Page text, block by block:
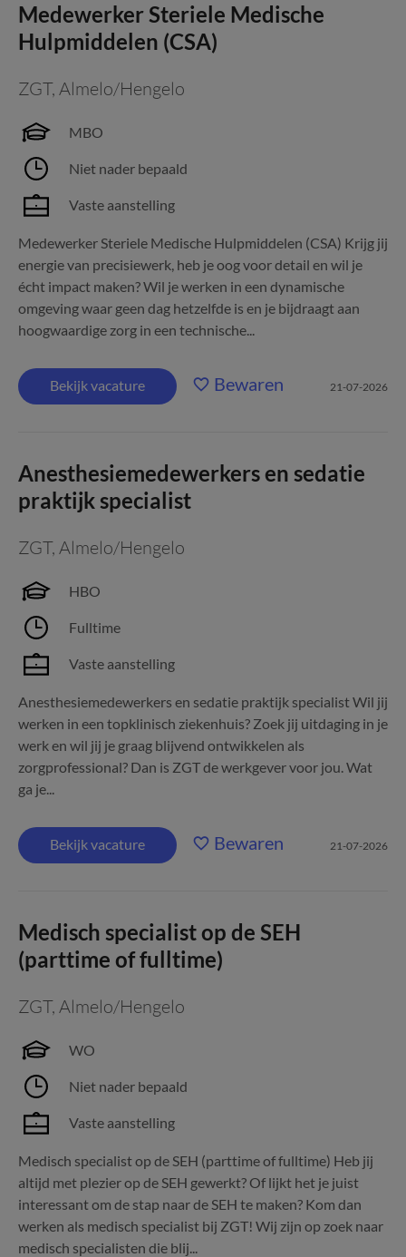
Medewerker Steriele Medische
Hulpmiddelen (CSA)
ZGT, Almelo/Hengelo
MBO
Niet nader bepaald
Vaste aanstelling
Medewerker Steriele Medische Hulpmiddelen (CSA) Krijg jij
energie van precisiewerk, heb je oog voor detail en wil je
écht impact maken? Wil je werken in een dynamische
omgeving waar geen dag hetzelfde is en je bijdraagt aan
hoogwaardige zorg in een technische...
Bekijk vacature Bewaren 21-07-2026
Anesthesiemedewerkers en sedatie
praktijk specialist
ZGT, Almelo/Hengelo
HBO
Fulltime
Vaste aanstelling
Anesthesiemedewerkers en sedatie praktijk specialist Wil jij
werken in een topklinisch ziekenhuis? Zoek jij uitdaging in je
werk en wil jij je graag blijvend ontwikkelen als
zorgprofessional? Dan is ZGT de werkgever voor jou. Wat
ga je...
Bekijk vacature Bewaren 21-07-2026
Medisch specialist op de SEH
(parttime of fulltime)
ZGT, Almelo/Hengelo
WO
Niet nader bepaald
Vaste aanstelling
Medisch specialist op de SEH (parttime of fulltime) Heb jij
altijd met plezier op de SEH gewerkt? Of lijkt het je juist
interessant om de stap naar de SEH te maken? Kom dan
werken als medisch specialist bij ZGT! Wij zijn op zoek naar
medisch specialisten die blij...